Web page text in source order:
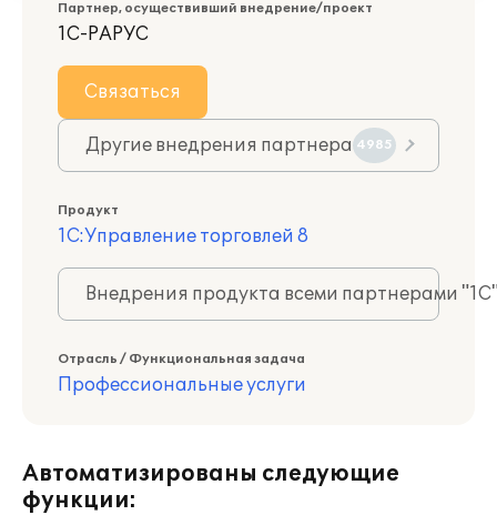
Партнер, осуществивший внедрение/проект
1С-РАРУС
Связаться
Другие внедрения партнера 4985
Продукт
1С:Управление торговлей 8
Внедрения продукта всеми партнерами
Отрасль / Функциональная задача
Профессиональные услуги
Автоматизированы следующие
функции: